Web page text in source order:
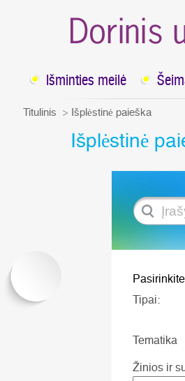
Išminties meilė
Titulinis Išplėstinė paieška
Išplėstinė
Tipai:
Tematika
Žinios ir